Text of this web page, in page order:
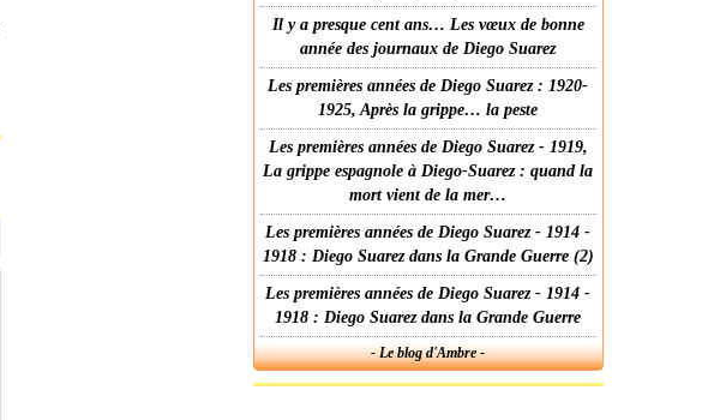
Il y a presque cent ans… Les vœux de bonne
année des journaux de Diego Suarez
Les premières années de Diego Suarez : 1920-
1925, Après la grippe… la peste
Les premières années de Diego Suarez - 1919,
La grippe espagnole à Diego-Suarez : quand la
mort vient de la mer…
Les premières années de Diego Suarez - 1914 -
1918 : Diego Suarez dans la Grande Guerre (2)
Les premières années de Diego Suarez - 1914 -
1918 : Diego Suarez dans la Grande Guerre
- Le blog d'Ambre -